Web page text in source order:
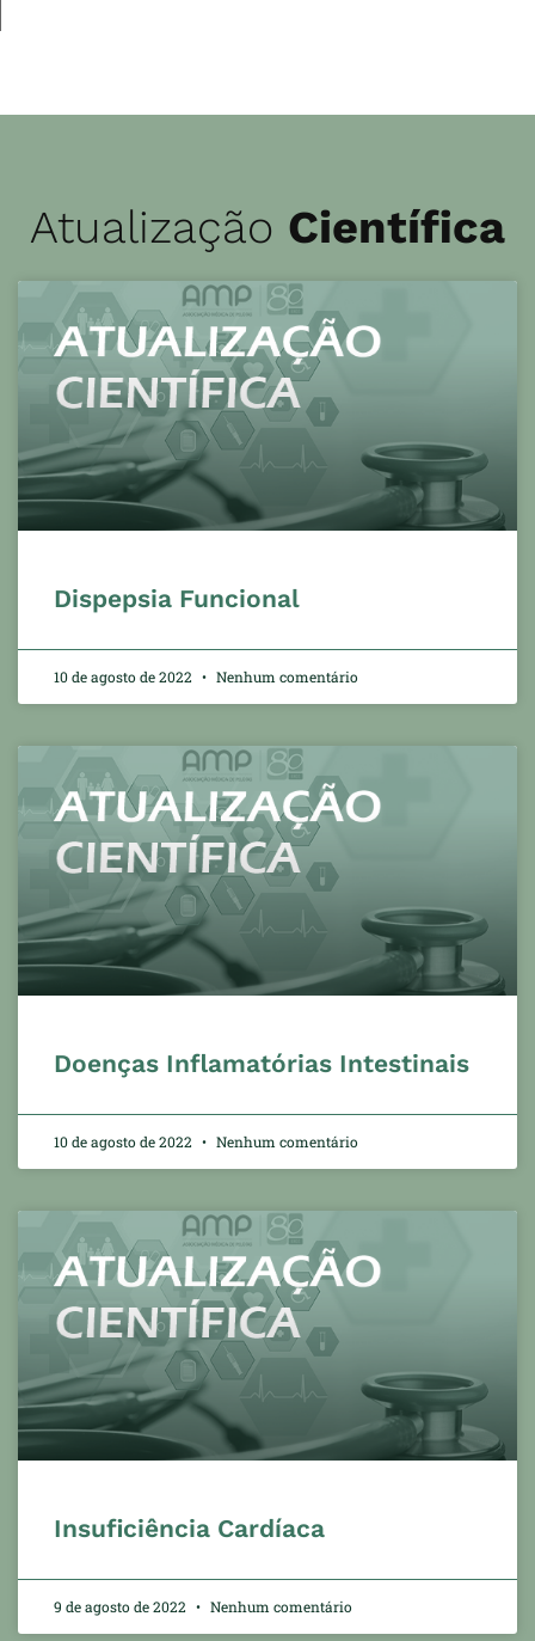
Atualização Científica
Dispepsia Funcional
10 de agosto de 2022 Nenhum comentário
Doenças Inflamatórias Intestinais
10 de agosto de 2022 Nenhum comentário
Insuficiência Cardíaca
9 de agosto de 2022 Nenhum comentário